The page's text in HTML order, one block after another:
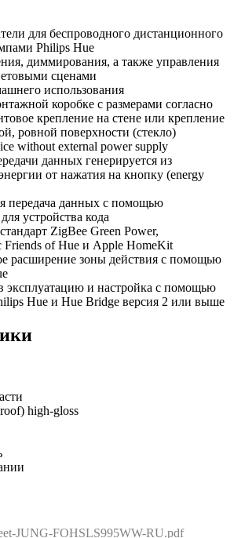
для беспроводного дистанционного
Philips Hue
диммирования, а также управления
сценами
использования
коробке с размерами согласно
крепление на стене или крепление
ровной поверхности (стекло)
without external power supply
данных генерируется из
от нажатия на кнопку (energy
передача данных с помощью
устройства кода
ZigBee Green Power,
Friends of Hue и Apple HomeKit
расширение зоны действия с помощью
эксплуатацию и настройка с помощью
Hue и Hue Bridge версия 2 или выше
high-gloss
JUNG-FOHSLS995WW-RU.pdf